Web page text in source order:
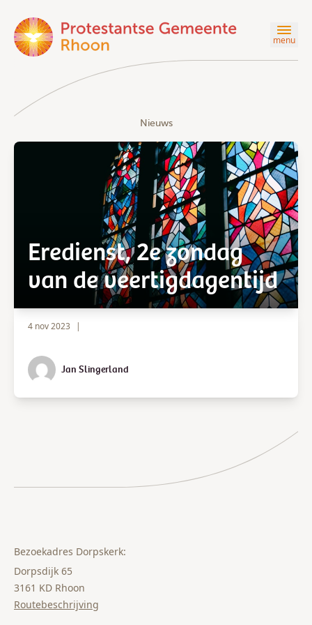
menu
Nieuws
Eredienst, 2e zondag
van de veertigdagentijd
4 nov 2023 |
Jan Slingerland
Bezoekadres Dorpskerk:
Dorpsdijk 65
3161 KD Rhoon
Routebeschrijving